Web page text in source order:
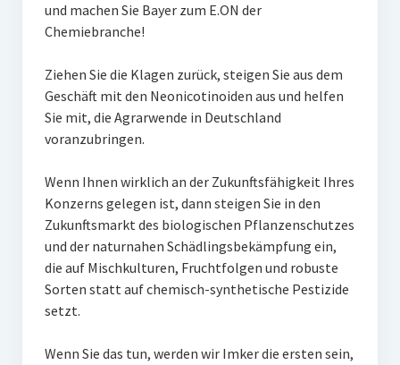
und machen Sie Bayer zum E.ON der
Chemiebranche!
Ziehen Sie die Klagen zurück, steigen Sie aus dem
Geschäft mit den Neonicotinoiden aus und helfen
Sie mit, die Agrarwende in Deutschland
voranzubringen.
Wenn Ihnen wirklich an der Zukunftsfähigkeit Ihres
Konzerns gelegen ist, dann steigen Sie in den
Zukunftsmarkt des biologischen Pflanzenschutzes
und der naturnahen Schädlingsbekämpfung ein,
die auf Mischkulturen, Fruchtfolgen und robuste
Sorten statt auf chemisch-synthetische Pestizide
setzt.
Wenn Sie das tun, werden wir Imker die ersten sein,